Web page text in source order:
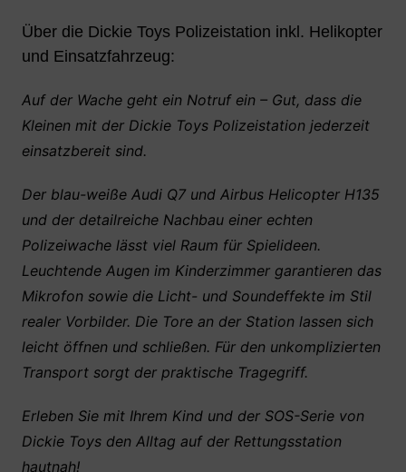
o
k
p
Über die Dickie Toys Polizeistation inkl. Helikopter
und Einsatzfahrzeug:
Auf der Wache geht ein Notruf ein – Gut, dass die
Kleinen mit der Dickie Toys Polizeistation jederzeit
einsatzbereit sind.
Der blau-weiße Audi Q7 und Airbus Helicopter H135
und der detailreiche Nachbau einer echten
Polizeiwache lässt viel Raum für Spielideen.
Leuchtende Augen im Kinderzimmer garantieren das
Mikrofon sowie die Licht- und Soundeffekte im Stil
realer Vorbilder. Die Tore an der Station lassen sich
leicht öffnen und schließen. Für den unkomplizierten
Transport sorgt der praktische Tragegriff.
Erleben Sie mit Ihrem Kind und der SOS-Serie von
Dickie Toys den Alltag auf der Rettungsstation
hautnah!